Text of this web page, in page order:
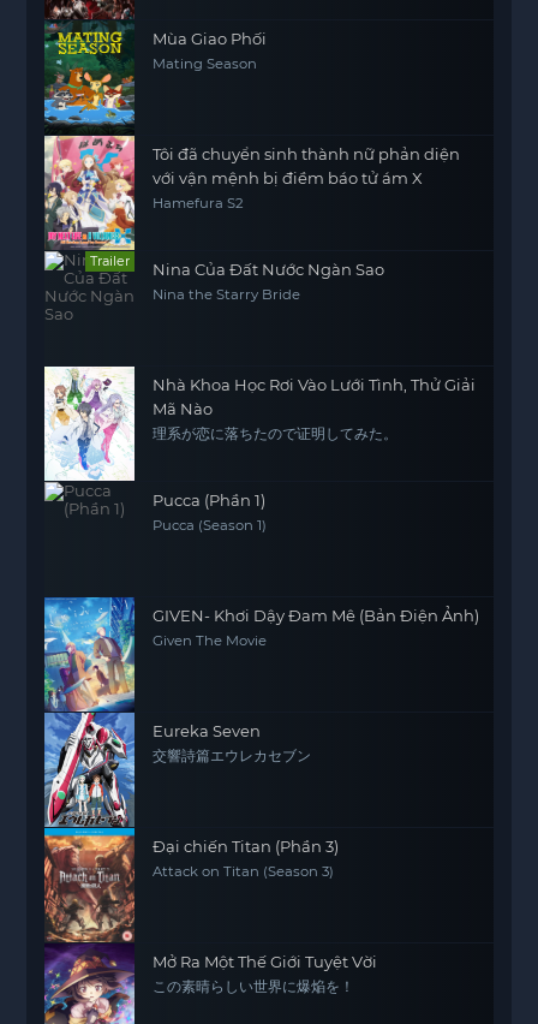
Mùa Giao Phối
Mating Season
Tôi đã chuyển sinh thành nữ phản diện
với vận mệnh bị điềm báo tử ám X
Hamefura S2
Trailer Nina Của Đất Nước Ngàn Sao
Nina the Starry Bride
Nhà Khoa Học Rơi Vào Lưới Tình, Thử Giải
Mã Nào
理系が恋に落ちたので证明してみた。
Pucca (Phần 1)
Pucca (Season 1)
GIVEN- Khơi Dậy Đam Mê (Bản Điện Ảnh)
Given The Movie
Eureka Seven
交響詩篇エウレカセブン
Đại chiến Titan (Phần 3)
Attack on Titan (Season 3)
Mở Ra Một Thế Giới Tuyệt Vời
この素晴らしい世界に爆焔を！